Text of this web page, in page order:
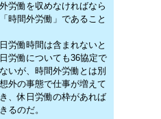
労働を収めなければなら
時間外労働」であること
労働時間は含まれないと
労働についても36協定で
いが、時間外労働とは別
外の事態で仕事が増えて
、休日労働の枠があれば
るのだ。